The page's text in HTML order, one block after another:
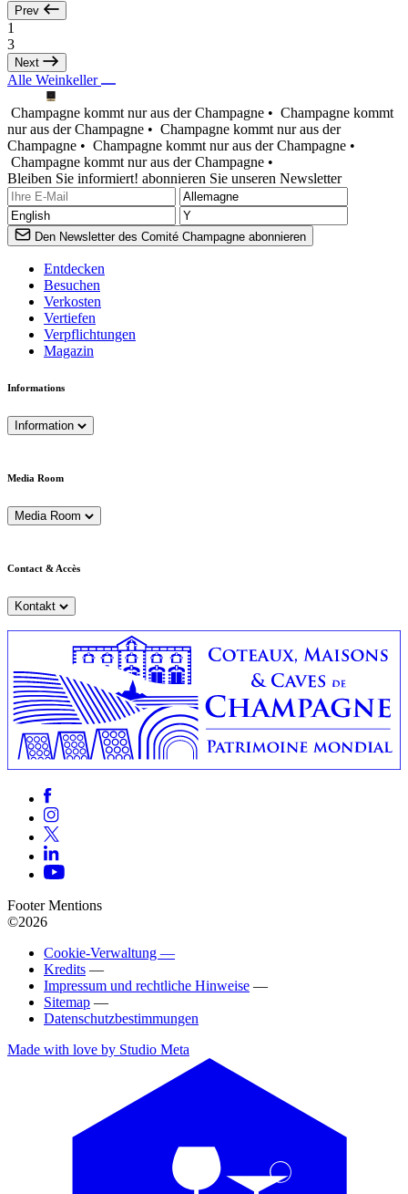
Prev
1
3
Next
Alle Weinkeller
Champagne kommt nur aus der Champagne • Champagne kommt
nur aus der Champagne • Champagne kommt nur aus der
Champagne • Champagne kommt nur aus der Champagne •
Champagne kommt nur aus der Champagne •
Bleiben Sie informiert! abonnieren Sie unseren Newsletter
Den Newsletter des Comité Champagne abonnieren
Entdecken
Besuchen
Verkosten
Vertiefen
Verpflichtungen
Magazin
Informations
Information
Media Room
Media Room
Contact & Accès
Kontakt
Footer Mentions
©2026
Cookie-Verwaltung —
Kredits —
Impressum und rechtliche Hinweise —
Sitemap —
Datenschutzbestimmungen
Made with love by Studio Meta